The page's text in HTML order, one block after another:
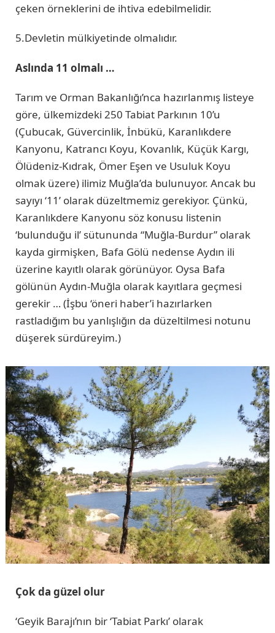
çeken örneklerini de ihtiva edebilmelidir.
5.Devletin mülkiyetinde olmalıdır.
Aslında 11 olmalı …
Tarım ve Orman Bakanlığı’nca hazırlanmış listeye
göre, ülkemizdeki 250 Tabiat Parkının 10’u
(Çubucak, Güvercinlik, İnbükü, Karanlıkdere
Kanyonu, Katrancı Koyu, Kovanlık, Küçük Kargı,
Ölüdeniz-Kıdrak, Ömer Eşen ve Usuluk Koyu
olmak üzere) ilimiz Muğla’da bulunuyor. Ancak bu
sayıyı ‘11’ olarak düzeltmemiz gerekiyor. Çünkü,
Karanlıkdere Kanyonu söz konusu listenin
‘bulunduğu il’ sütununda “Muğla-Burdur” olarak
kayda girmişken, Bafa Gölü nedense Aydın ili
üzerine kayıtlı olarak görünüyor. Oysa Bafa
gölünün Aydın-Muğla olarak kayıtlara geçmesi
gerekir … (İşbu ‘öneri haber’i hazırlarken
rastladığım bu yanlışlığın da düzeltilmesi notunu
düşerek sürdüreyim.)
Çok da güzel olur
‘Geyik Barajı’nın bir ‘Tabiat Parkı’ olarak